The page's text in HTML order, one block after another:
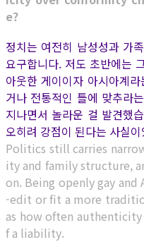
e?
정치는 여전히 남성성과 가
요구합니다. 저도 초반에는
아웃한 게이이자 아시아계
거나 전통적인 틀에 맞추라
지나면서 놀라운 걸 발견했
오히려 강점이 된다는 사실
Politics still carries
ity and family structure,
on. Being openly gay
-edit or fit a more
as how often authenticity
f a liability.